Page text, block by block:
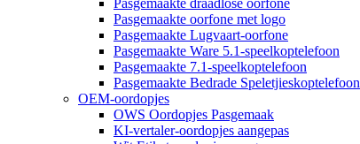
Pasgemaakte draadlose oorfone
Pasgemaakte oorfone met logo
Pasgemaakte Lugvaart-oorfone
Pasgemaakte Ware 5.1-speelkoptelefoon
Pasgemaakte 7.1-speelkoptelefoon
Pasgemaakte Bedrade Speletjieskoptelefoon
OEM-oordopjes
OWS Oordopjes Pasgemaak
KI-vertaler-oordopjes aangepas